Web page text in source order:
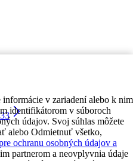
v zariadení alebo k nim
identifikátorom v súboroch
údajov. Svoj súhlas môžete
alebo Odmietnuť všetko,
ochranu osobných údajov a
partnerom a neovplyvnia údaje